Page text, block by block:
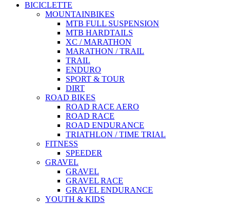
BICICLETTE
MOUNTAINBIKES
MTB FULL SUSPENSION
MTB HARDTAILS
XC / MARATHON
MARATHON / TRAIL
TRAIL
ENDURO
SPORT & TOUR
DIRT
ROAD BIKES
ROAD RACE AERO
ROAD RACE
ROAD ENDURANCE
TRIATHLON / TIME TRIAL
FITNESS
SPEEDER
GRAVEL
GRAVEL
GRAVEL RACE
GRAVEL ENDURANCE
YOUTH & KIDS